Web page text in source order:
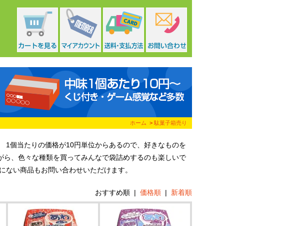
ホーム > 駄菓子箱売り
1個当たりの価格が10円単位からあるので、好きなものを
、色々な種類を買ってみんなで袋詰めするのも楽しいで
い商品もお問い合わせいただけます。
おすすめ順 | 価格順 | 新着順